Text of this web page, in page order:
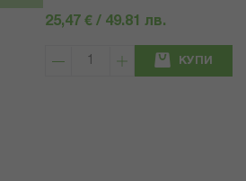
25,47 € / 49.81 лв.
КУПИ